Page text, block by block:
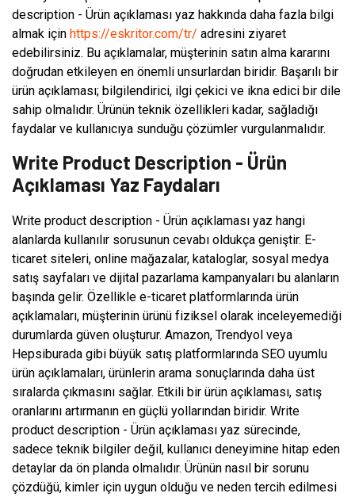
description - Ürün açıklaması yaz hakkında daha fazla bilgi
almak için https://eskritor.com/tr/ adresini ziyaret
edebilirsiniz. Bu açıklamalar, müşterinin satın alma kararını
doğrudan etkileyen en önemli unsurlardan biridir. Başarılı bir
ürün açıklaması; bilgilendirici, ilgi çekici ve ikna edici bir dile
sahip olmalıdır. Ürünün teknik özellikleri kadar, sağladığı
faydalar ve kullanıcıya sunduğu çözümler vurgulanmalıdır.
Write Product Description - Ürün
Açıklaması Yaz Faydaları
Write product description - Ürün açıklaması yaz hangi
alanlarda kullanılır sorusunun cevabı oldukça geniştir. E-
ticaret siteleri, online mağazalar, kataloglar, sosyal medya
satış sayfaları ve dijital pazarlama kampanyaları bu alanların
başında gelir. Özellikle e-ticaret platformlarında ürün
açıklamaları, müşterinin ürünü fiziksel olarak inceleyemediği
durumlarda güven oluşturur. Amazon, Trendyol veya
Hepsiburada gibi büyük satış platformlarında SEO uyumlu
ürün açıklamaları, ürünlerin arama sonuçlarında daha üst
sıralarda çıkmasını sağlar. Etkili bir ürün açıklaması, satış
oranlarını artırmanın en güçlü yollarından biridir. Write
product description - Ürün açıklaması yaz sürecinde,
sadece teknik bilgiler değil, kullanıcı deneyimine hitap eden
detaylar da ön planda olmalıdır. Ürünün nasıl bir sorunu
çözdüğü, kimler için uygun olduğu ve neden tercih edilmesi